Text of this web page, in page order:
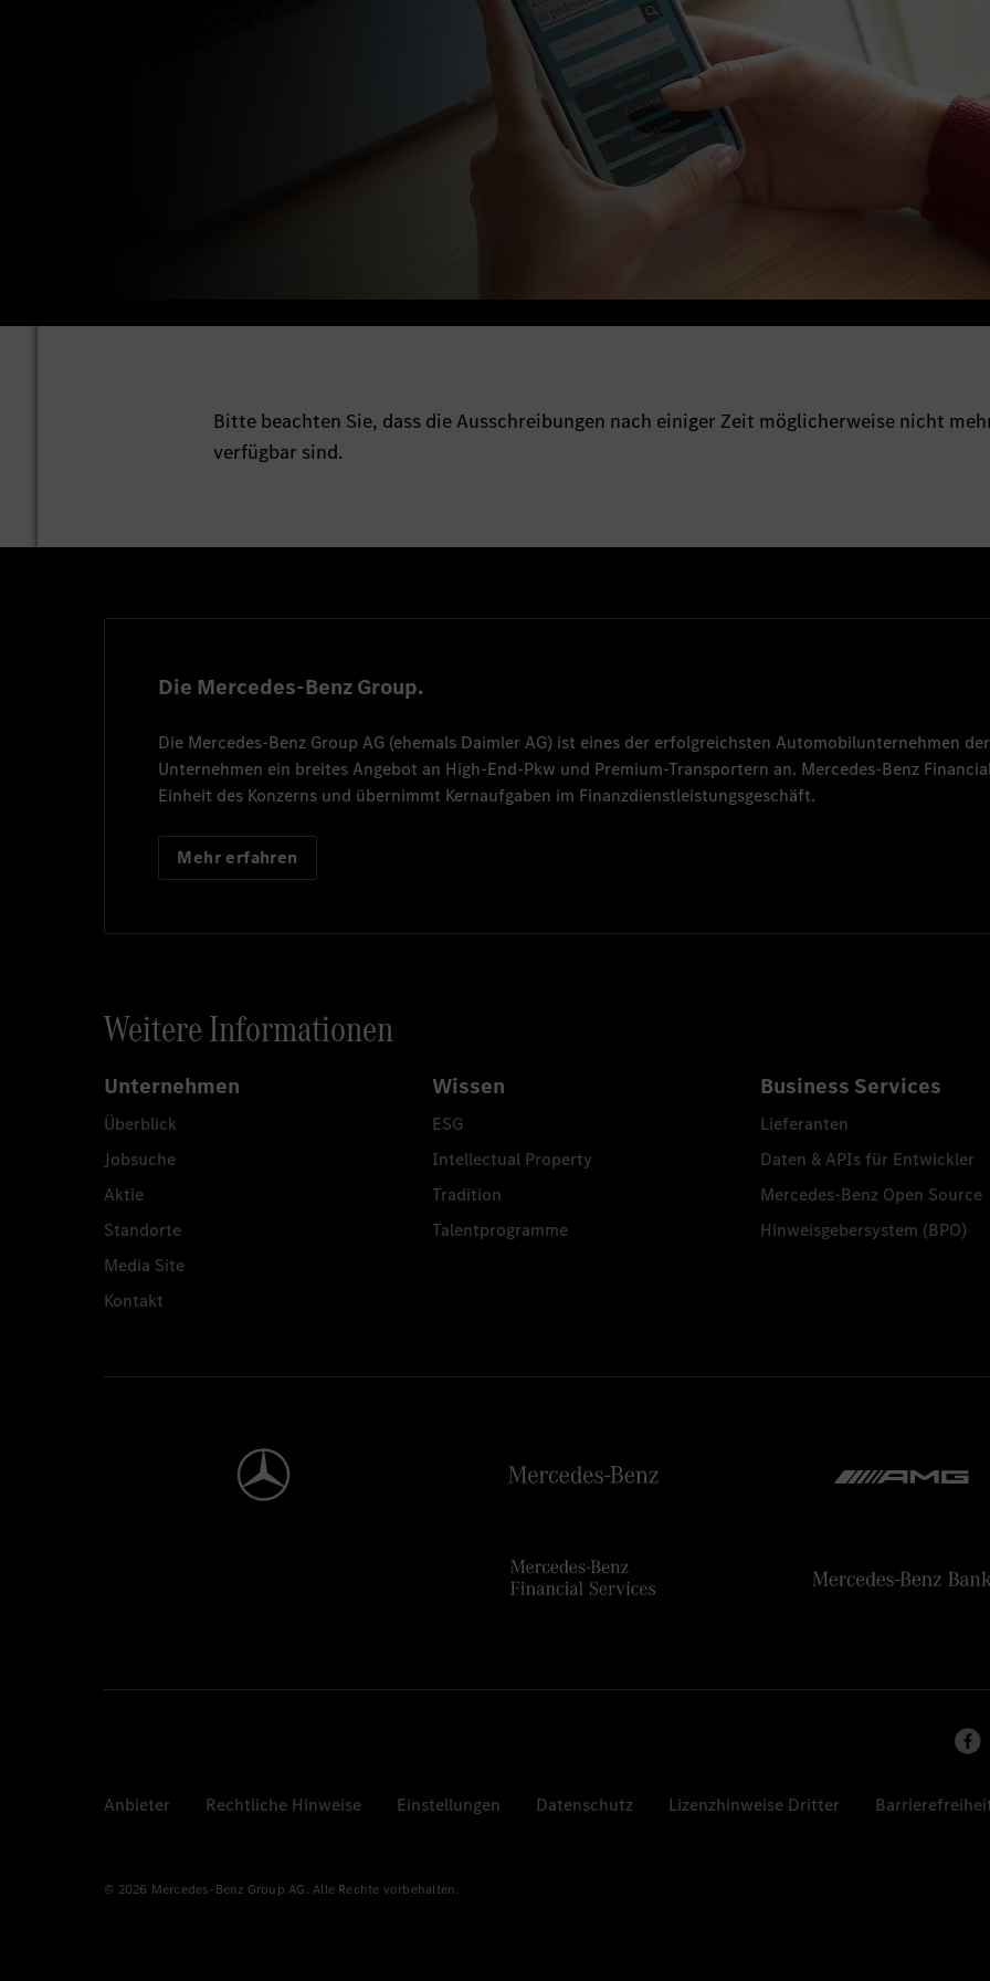
Bitte beachten Sie, dass die Ausschreibungen nach einiger Zeit möglicherweise nicht
verfügbar sind.
Die Mercedes-Benz Group.
Die Mercedes-Benz Group AG (ehemals Daimler AG) ist eines der erfolgreichsten Automobilunternehmen
Unternehmen ein breites Angebot an High-End-Pkw und Premium-Transportern an. Mercedes-Benz
Einheit des Konzerns und übernimmt Kernaufgaben im Finanzdienstleistungsgeschäft.
Mehr erfahren
Weitere Informationen
Unternehmen
Überblick
Jobsuche
Aktie
Standorte
Media Site
Kontakt
Wissen
ESG
Intellectual Property
Tradition
Talentprogramme
Business Services
Lieferanten
Daten & APIs für Entwickler
Mercedes-Benz Open Source
Hinweisgebersystem (BPO)
Anbieter Rechtliche Hinweise Einstellungen Datenschutz Lizenzhinweise Dritter
© 2026 Mercedes-Benz Group AG. Alle Rechte vorbehalten.